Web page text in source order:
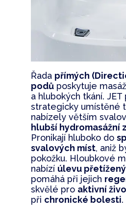
Řada přímých
podůposkytuje
a hlubokých tkání. JET
strategicky umístěné
nabízely větším
hlubší hydromasážní
Pronikají hluboko do
svalových míst, aniž
pokožku. Hloubkové
nabízí úlevu
pomáhá při jejich
skvělé pro aktivní
při chronické bolesti.